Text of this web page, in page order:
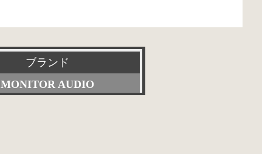
ブランド
MONITOR AUDIO